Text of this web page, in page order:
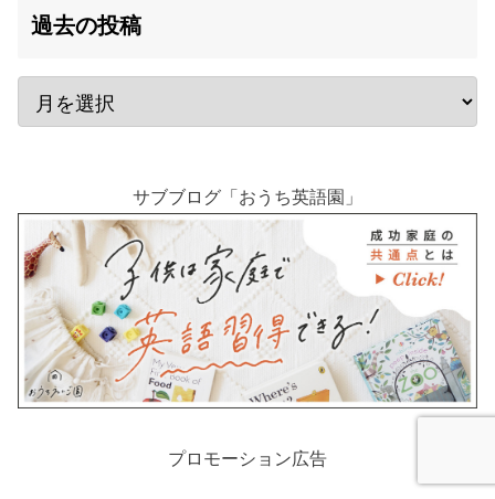
過去の投稿
サブブログ「おうち英語園」
プロモーション広告